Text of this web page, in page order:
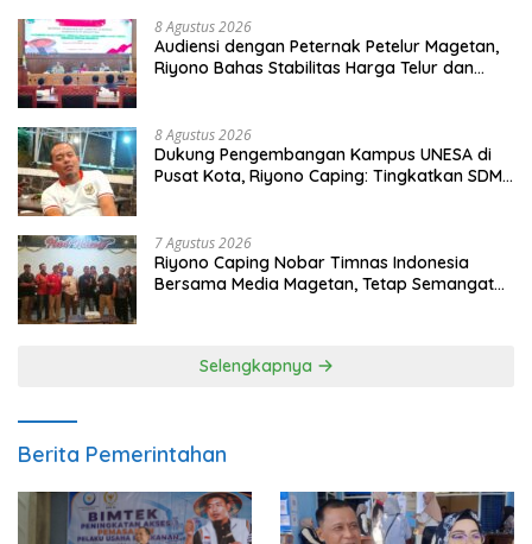
8 Agustus 2026
Audiensi dengan Peternak Petelur Magetan,
Riyono Bahas Stabilitas Harga Telur dan
8 Agustus 2026
Dukung Pengembangan Kampus UNESA di
Pusat Kota, Riyono Caping: Tingkatkan SDM
7 Agustus 2026
Riyono Caping Nobar Timnas Indonesia
Bersama Media Magetan, Tetap Semangat
Selengkapnya
Berita Pemerintahan